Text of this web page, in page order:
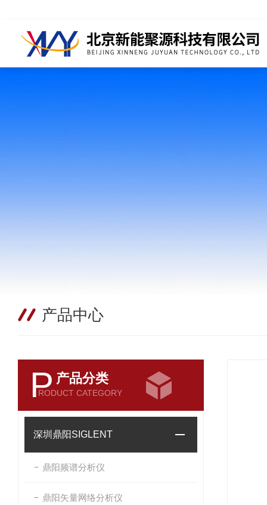
产品中心
P 产品分类
RODUCT CATEGORY
深圳鼎阳SIGLENT
鼎阳频谱分析仪
鼎阳矢量网络分析仪